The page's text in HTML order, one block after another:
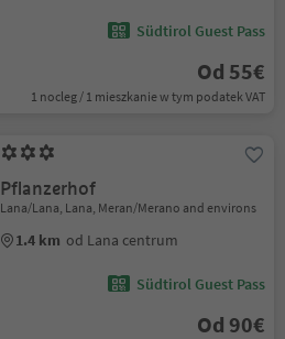
Südtirol Guest Pass
Od 55€
1 nocleg / 1 mieszkanie w tym podatek VAT
Pflanzerhof
Lana/Lana, Lana, Meran/Merano and environs
1.4 km od Lana centrum
Südtirol Guest Pass
Od 90€